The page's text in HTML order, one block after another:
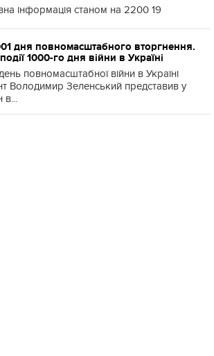
інформація станом на 2200 19
дня повномасштабного вторгнення.
1000-го дня війни в Україні
повномасштабної війни в Україні
Володимир Зеленський представив у
в...